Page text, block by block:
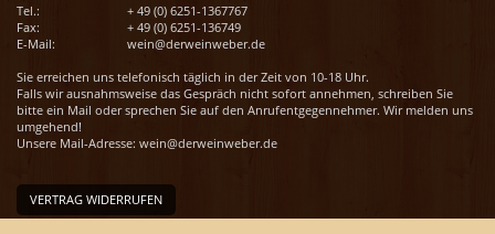
Tel.:
+ 49 (0) 6251-1367767
Fax:
+ 49 (0) 6251-136749
E-Mail:
wein@derweinweber.de
Sie erreichen uns telefonisch täglich in der Zeit von 10-18 Uhr.
Falls wir ausnahmsweise das Gespräch nicht sofort annehmen, schreiben Sie
bitte ein Mail oder sprechen Sie auf den Anrufentgegennehmer. Wir melden uns
umgehend!
Unsere Mail-Adresse: wein@derweinweber.de
VERTRAG WIDERRUFEN